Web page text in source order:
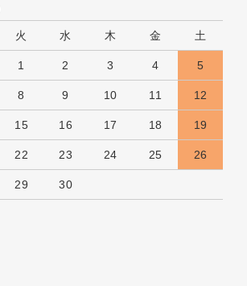
火 水 木 金 土
1 2 3 4 5
8 9 10 11 12
15 16 17 18 19
22 23 24 25 26
29 30